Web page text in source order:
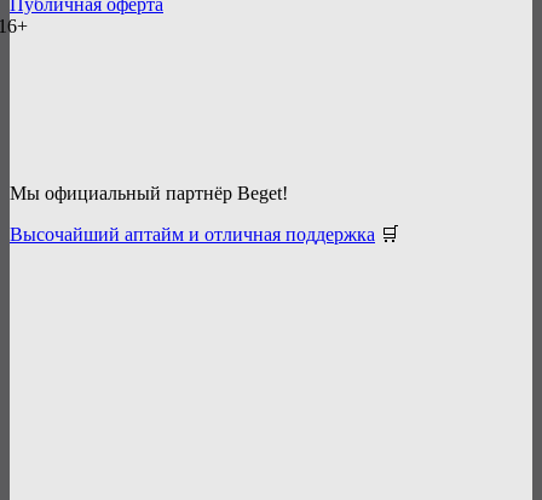
Публичная оферта
Мы официальный партнёр Beget!
Высочайший аптайм и отличная поддержка 🛒